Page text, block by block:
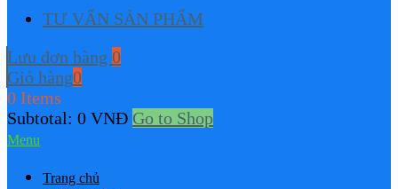
TƯ VẤN SẢN PHẨM
Lưu đơn hàng 0
Giỏ hàng0
0 Items
Subtotal: 0 VNĐ Go to Shop
Menu
Trang chủ